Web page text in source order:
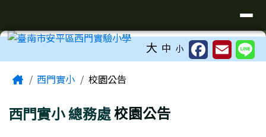
工具列 大 中 小
Home西門實小 校園公告
西門實小總務處校園公告